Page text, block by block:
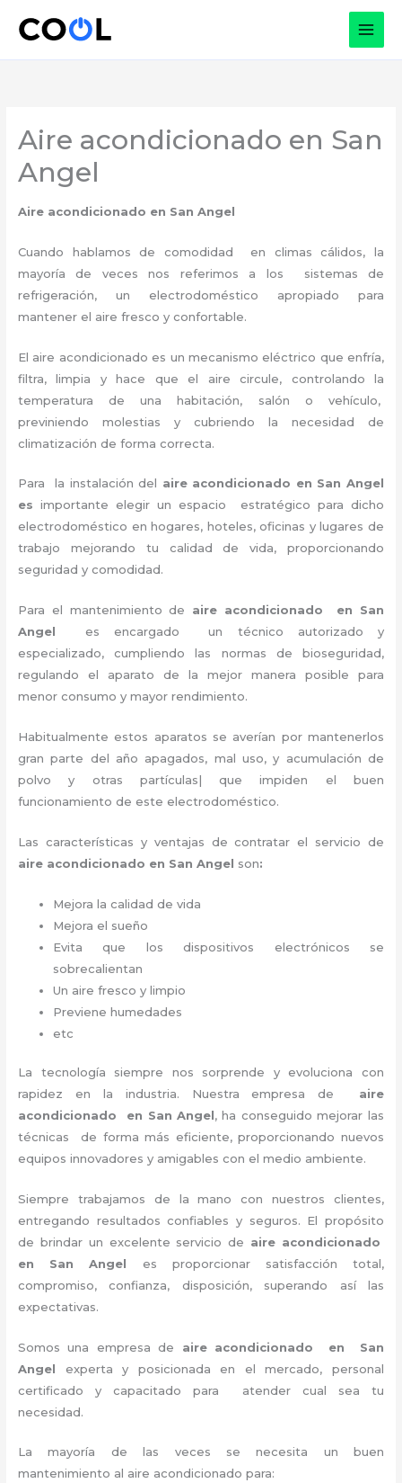
Aire acondicionado en San
Angel
Aire acondicionado en San Angel
Cuando hablamos de comodidad en climas cálidos, la
mayoría de veces nos referimos a los sistemas de
refrigeración, un electrodoméstico apropiado para
mantener el aire fresco y confortable.
El aire acondicionado es un mecanismo eléctrico que enfría,
filtra, limpia y hace que el aire circule, controlando la
temperatura de una habitación, salón o vehículo,
previniendo molestias y cubriendo la necesidad de
climatización de forma correcta.
Para la instalación del aire acondicionado en San Angel
esimportante elegir un espacio estratégico para dicho
electrodoméstico en hogares, hoteles, oficinas y lugares de
trabajo
mejorando tu calidad de vida, proporcionando
seguridad y comodidad.
Para el mantenimiento de aire acondicionado en San
Angel
es encargado un técnico autorizado y
especializado, cumpliendo las normas de bioseguridad,
regulando el aparato de la mejor manera posible para
menor consumo y mayor rendimiento.
Habitualmente estos aparatos se averían por mantenerlos
gran parte del año apagados, mal uso, y acumulación de
polvo y otras partículas| que impiden el buen
funcionamiento de este electrodoméstico.
Las características y ventajas de contratar el servicio de
aire acondicionado en San Angel son:
Mejora la calidad de vida
Mejora el sueño
Evita que los dispositivos electrónicos se
sobrecalientan
Un aire fresco y limpio
Previene humedades
etc
La tecnología siempre nos sorprende y evoluciona con
rapidez en la industria. Nuestra empresa de aire
acondicionado en San Angel, ha conseguido mejorar las
técnicas de forma más eficiente, proporcionando nuevos
equipos innovadores y amigables con el medio ambiente.
Siempre trabajamos de la mano con nuestros clientes,
entregando resultados confiables y seguros. El propósito
de brindar un excelente servicio de aire acondicionado
en San Angel
es proporcionar satisfacción total,
compromiso, confianza, disposición, superando así las
expectativas.
Somos una empresa de aire acondicionado en San
Angel experta y posicionada en el mercado, personal
certificado y capacitado para atender cual sea tu
necesidad.
La mayoría de las veces se necesita un buen
mantenimiento al aire acondicionado para: